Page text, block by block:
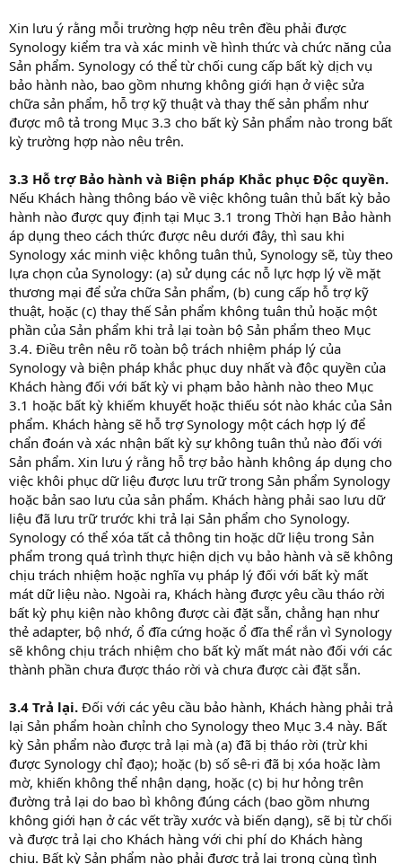
Xin lưu ý rằng mỗi trường hợp nêu trên đều phải được
Synology kiểm tra và xác minh về hình thức và chức năng của
Sản phẩm. Synology có thể từ chối cung cấp bất kỳ dịch vụ
bảo hành nào, bao gồm nhưng không giới hạn ở việc sửa
chữa sản phẩm, hỗ trợ kỹ thuật và thay thế sản phẩm như
được mô tả trong Mục 3.3 cho bất kỳ Sản phẩm nào trong bất
kỳ trường hợp nào nêu trên.
3.3 Hỗ trợ Bảo hành và Biện pháp Khắc phục Độc quyền.
Nếu Khách hàng thông báo về việc không tuân thủ bất kỳ bảo
hành nào được quy định tại Mục 3.1 trong Thời hạn Bảo hành
áp dụng theo cách thức được nêu dưới đây, thì sau khi
Synology xác minh việc không tuân thủ, Synology sẽ, tùy theo
lựa chọn của Synology: (a) sử dụng các nỗ lực hợp lý về mặt
thương mại để sửa chữa Sản phẩm, (b) cung cấp hỗ trợ kỹ
thuật, hoặc (c) thay thế Sản phẩm không tuân thủ hoặc một
phần của Sản phẩm khi trả lại toàn bộ Sản phẩm theo Mục
3.4. Điều trên nêu rõ toàn bộ trách nhiệm pháp lý của
Synology và biện pháp khắc phục duy nhất và độc quyền của
Khách hàng đối với bất kỳ vi phạm bảo hành nào theo Mục
3.1 hoặc bất kỳ khiếm khuyết hoặc thiếu sót nào khác của Sản
phẩm. Khách hàng sẽ hỗ trợ Synology một cách hợp lý để
chẩn đoán và xác nhận bất kỳ sự không tuân thủ nào đối với
Sản phẩm. Xin lưu ý rằng hỗ trợ bảo hành không áp dụng cho
việc khôi phục dữ liệu được lưu trữ trong Sản phẩm Synology
hoặc bản sao lưu của sản phẩm. Khách hàng phải sao lưu dữ
liệu đã lưu trữ trước khi trả lại Sản phẩm cho Synology.
Synology có thể xóa tất cả thông tin hoặc dữ liệu trong Sản
phẩm trong quá trình thực hiện dịch vụ bảo hành và sẽ không
chịu trách nhiệm hoặc nghĩa vụ pháp lý đối với bất kỳ mất
mát dữ liệu nào. Ngoài ra, Khách hàng được yêu cầu tháo rời
bất kỳ phụ kiện nào không được cài đặt sẵn, chẳng hạn như
thẻ adapter, bộ nhớ, ổ đĩa cứng hoặc ổ đĩa thể rắn vì Synology
sẽ không chịu trách nhiệm cho bất kỳ mất mát nào đối với các
thành phần chưa được tháo rời và chưa được cài đặt sẵn.
3.4 Trả lại. Đối với các yêu cầu bảo hành, Khách hàng phải trả
lại Sản phẩm hoàn chỉnh cho Synology theo Mục 3.4 này. Bất
kỳ Sản phẩm nào được trả lại mà (a) đã bị tháo rời (trừ khi
được Synology chỉ đạo); hoặc (b) số sê-ri đã bị xóa hoặc làm
mờ, khiến không thể nhận dạng, hoặc (c) bị hư hỏng trên
đường trả lại do bao bì không đúng cách (bao gồm nhưng
không giới hạn ở các vết trầy xước và biến dạng), sẽ bị từ chối
và được trả lại cho Khách hàng với chi phí do Khách hàng
chịu. Bất kỳ Sản phẩm nào phải được trả lại trong cùng tình